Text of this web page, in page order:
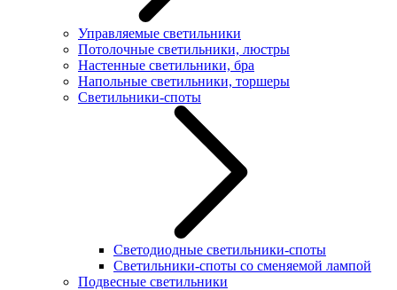
Управляемые светильники
Потолочные светильники, люстры
Настенные светильники, бра
Напольные светильники, торшеры
Светильники-споты
Светодиодные светильники-споты
Светильники-споты со сменяемой лампой
Подвесные светильники